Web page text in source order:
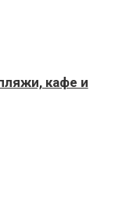
кафе и